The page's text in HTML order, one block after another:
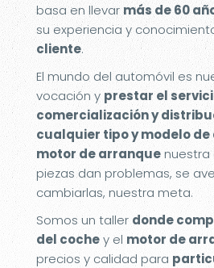
basa en llevarmás de 60
su experiencia y
cliente.
El mundo del automóvil es
vocación y prestar el
comercialización y
cualquier tipo y modelo
motor de arranquenuestra
piezas dan problemas, se
cambiarlas, nuestra meta.
Somos un taller donde
del cochey el motor de
precios y calidad para